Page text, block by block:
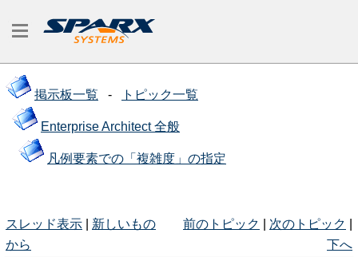
掲示板一覧 - トピック一覧
Enterprise Architect 全般
凡例要素での「複雑度」の指定
スレッド表示
新しいもの
から
前のトピック 次のトピック
下へ